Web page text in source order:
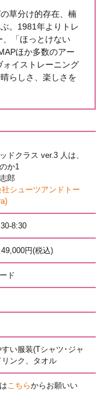
草分け的存在、楠
。1981年よりトレ
、「ほっとけない
ほか多数のアー
イストレーニング
らしさ、楽しさを
ドクラス ver.3 人は、
か1
郎
シューツアンドトー
8:30
円(税込)
ド
い服装(Tシャツ･ジャ
ンク、タオル
こちらからお願いい